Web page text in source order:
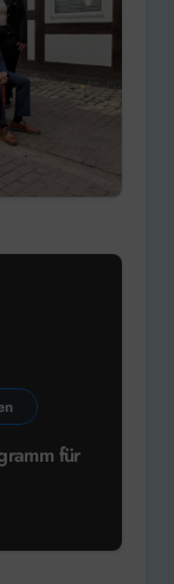
für